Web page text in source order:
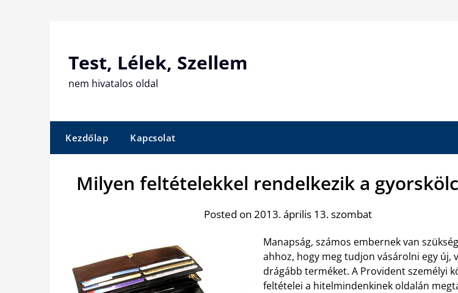
Test, Lélek, Szellem
nem hivatalos oldal
Kezdőlap Kapcsolat
Milyen feltételekkel rendelkezik a
Posted on 2013. április 13. szombat
Manapság, számos embernek van
ahhoz, hogy meg tudjon vásárolni egy új,
drágább terméket. A Provident személyi
feltételei a hitelmindenkinek oldalán